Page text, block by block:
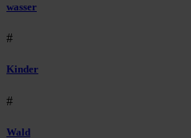
wasser
#
Kinder
#
Wald